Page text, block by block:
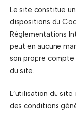
Le site constitue
dispositions du
Réglementations
peut en aucune
son propre
du site.
L’utilisation du
des conditions